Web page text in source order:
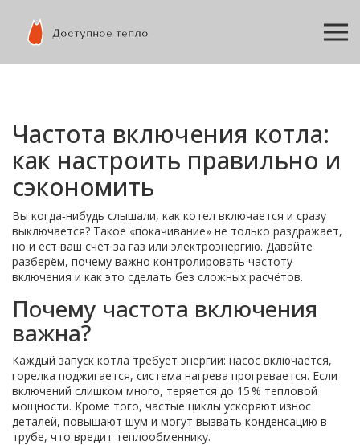
Частота включения котла:
как настроить правильно и
сэкономить
Вы когда‑нибудь слышали, как котел включается и сразу
выключается? Такое «покачивание» не только раздражает,
но и ест ваш счёт за газ или электроэнергию. Давайте
разберём, почему важно контролировать частоту
включения и как это сделать без сложных расчётов.
Почему частота включения
важна?
Каждый запуск котла требует энергии: насос включается,
горелка поджигается, система нагрева прогревается. Если
включений слишком много, теряется до 15 % тепловой
мощности. Кроме того, частые циклы ускоряют износ
деталей, повышают шум и могут вызвать конденсацию в
трубе, что вредит теплообменнику.